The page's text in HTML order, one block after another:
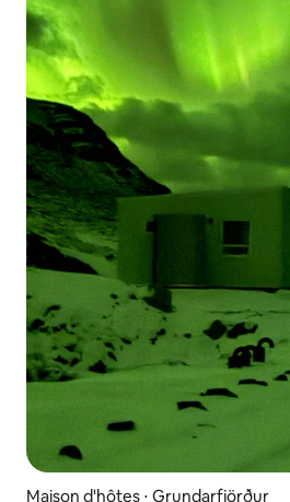
Maison d'hôtes ⋅ Grundarfjörður